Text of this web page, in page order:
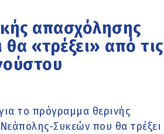
απασχόλησης
«τρέξει» από τις
το πρόγραμμα θερινής
Συκεών που θα τρέξει